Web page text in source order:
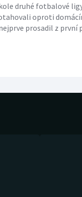
druhé fotbalové
oproti
prosadil z první